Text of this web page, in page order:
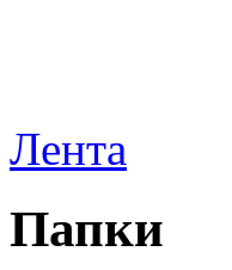
Лента
Папки